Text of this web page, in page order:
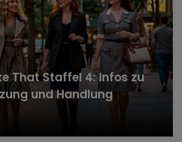
That Staffel 4: Infos zu
und Handlung